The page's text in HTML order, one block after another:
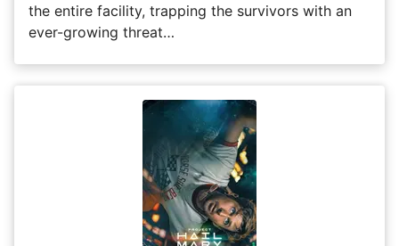
the entire facility, trapping the survivors with an
ever-growing threat…